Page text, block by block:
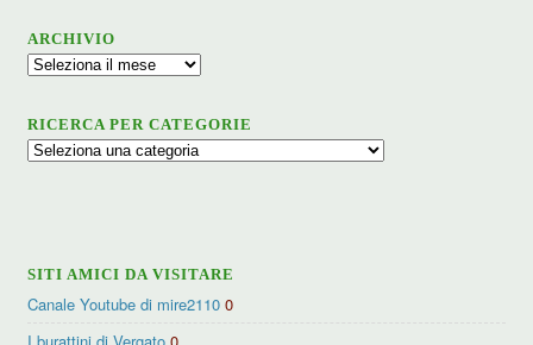
ARCHIVIO
Archivio
RICERCA PER CATEGORIE
Ricerca
SITI AMICI DA VISITARE
Canale Youtube di mire2110 0
I burattini di Vergato 0